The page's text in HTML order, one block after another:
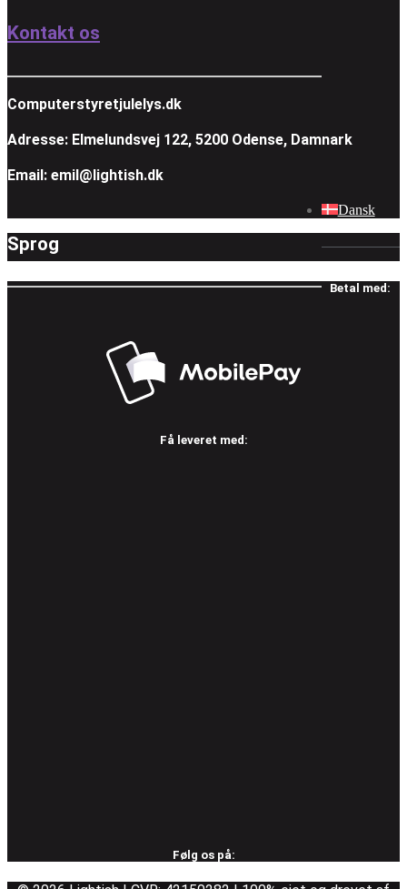
Kontakt os
Computerstyretjulelys.dk
Adresse: Elmelundsvej 122, 5200 Odense, Damnark
Email: emil@lightish.dk
Sprog
Dansk
Betal med:
Få leveret med:
Følg os på: